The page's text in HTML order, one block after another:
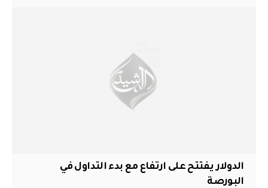
الدولار يفتتح على ارتفاع مع بدء التداول في
البورصة